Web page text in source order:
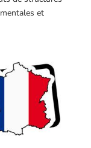
et